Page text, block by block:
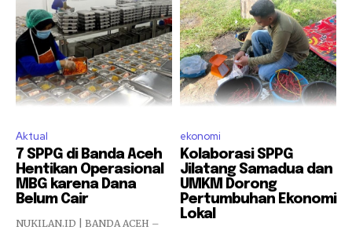
Aktual
7 SPPG di Banda Aceh
Hentikan Operasional
MBG karena Dana
Belum Cair
NUKILAN.ID | BANDA ACEH –
ekonomi
Kolaborasi SPPG
Jilatang Samadua dan
UMKM Dorong
Pertumbuhan Ekonomi
Lokal